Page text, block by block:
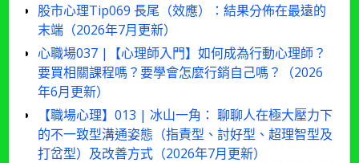
股市心理Tip069 長尾（效應）：結果分佈在最遠的
末端（2026年7月更新）
心職場037 |【心理師入門】如何成為行動心理師？
要買相關課程嗎？要學會怎麼行銷自己嗎？（2026
年6月更新）
【職場心理】013 | 冰山一角： 聊聊人在極大壓力下
的不一致型溝通姿態（指責型、討好型、超理智型及
打岔型）及改善方式（2026年7月更新）